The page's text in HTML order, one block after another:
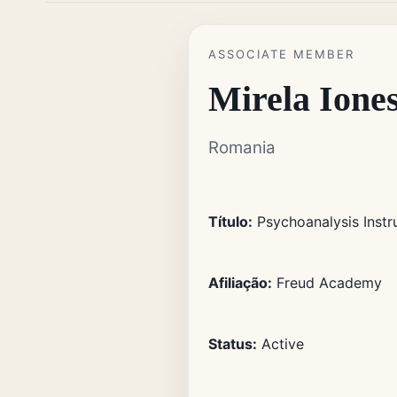
ASSOCIATE MEMBER
Mirela
Romania
Título: Psychoanalysis
Afiliação: Freud Academy
Status: Active